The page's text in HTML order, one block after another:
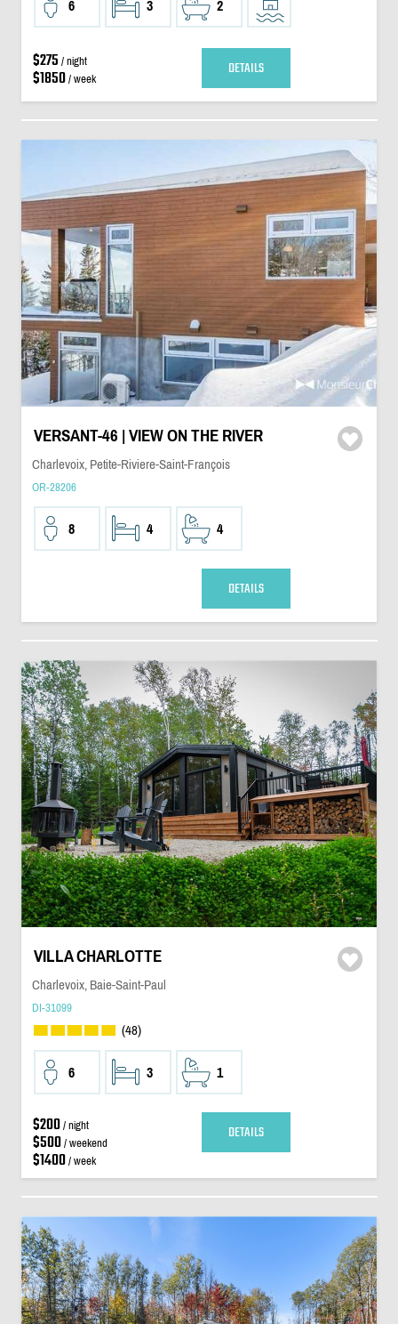
6 3 2
$275 / night
$1850/ week DETAILS
VERSANT-46 | VIEW ON THE RIVER
Charlevoix, Petite-Riviere-Saint-François
OR-28206
8 4 4
DETAILS
VILLA CHARLOTTE
Charlevoix, Baie-Saint-Paul
DI-31099
(48)
6 3 1
$200/ night
$500/ weekend
$1400/ week
DETAILS